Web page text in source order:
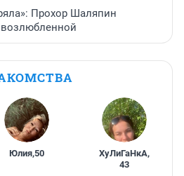
Прохор Шаляпин
Юлия,50 ХуЛиГаНкА,
43